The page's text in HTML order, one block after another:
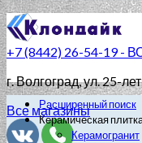
+7 (8442) 26-54-19 -
г. Волгоград, ул. 25-
Все магазины
Расширенный поиск
Керамическая
Керамогранит